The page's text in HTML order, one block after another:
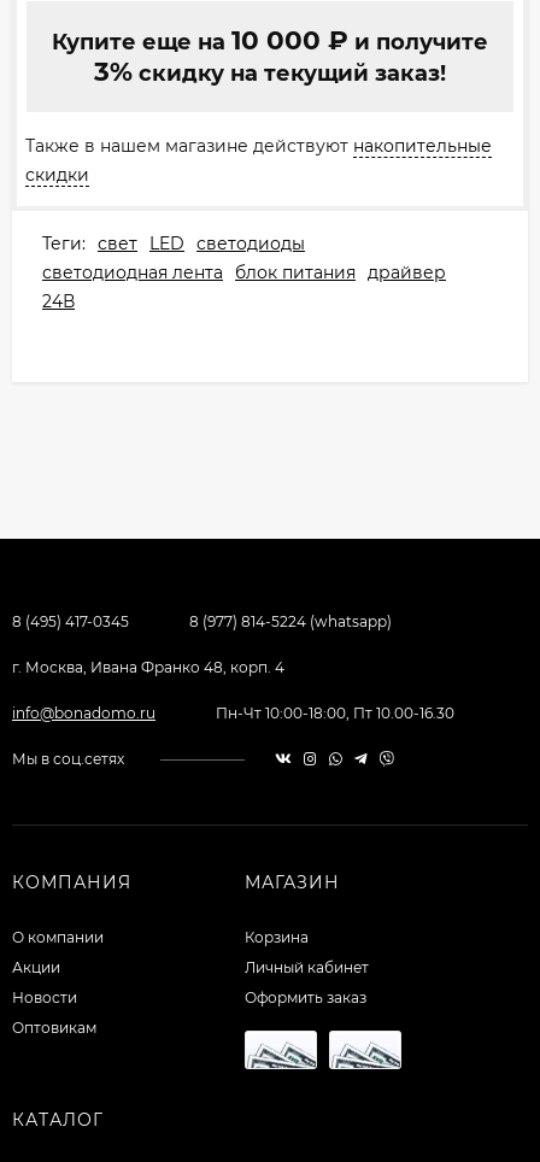
Купите еще на 10 000 ₽ и получите
3%скидку на текущий заказ!
Также в нашем магазине действуют накопительные
скидки
Теги: свет LED
светодиоды
светодиодная лента
блок питания
драйвер
24В
8 (495) 417-0345 8 (977) 814-5224 (whatsapp)
г. Москва, Ивана Франко 48, корп. 4
info@bonadomo.ru Пн-Чт 10:00-18:00, Пт 10.00-16.30
Мы в соц.сетях
КОМПАНИЯ
О компании
Акции
Новости
Оптовикам
МАГАЗИН
Корзина
Личный кабинет
Оформить заказ
КАТАЛОГ